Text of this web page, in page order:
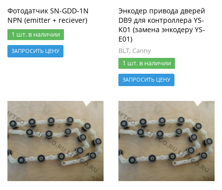
Фотодатчик SN-GDD-1N
NPN (emitter + reciever)
1 шт. в наличии
ЗАПРОСИТЬ ЦЕНУ
Энкодер привода дверей
DB9 для контроллера YS-
K01 (замена энкодеру YS-
E01)
BLT, Canny
1 шт. в наличии
ЗАПРОСИТЬ ЦЕНУ